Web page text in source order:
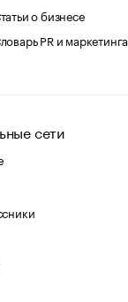
о бизнесе
PR и маркетинга
сети